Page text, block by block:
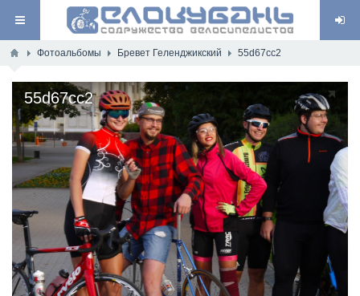
Фотоальбомы Бревет Геленджикский 55d67cc2
55d67cc2